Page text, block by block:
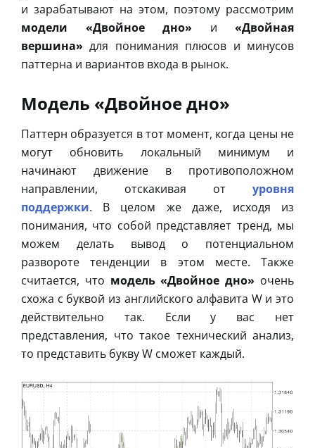
и зарабатывают на этом, поэтому рассмотрим
модели «Двойное дно» и «Двойная
вершина» для понимания плюсов и минусов
паттерна и вариантов входа в рынок.
Модель «Двойное дно»
Паттерн образуется в тот момент, когда цены не
могут обновить локальный минимум и
начинают движение в противоположном
направлении, отскакивая от уровня
поддержки. В целом же даже, исходя из
понимания, что собой представляет тренд, мы
можем делать вывод о потенциальном
развороте тенденции в этом месте. Также
считается, что модель «Двойное дно» очень
схожа с буквой из английского алфавита W и это
действительно так. Если у вас нет
представления, что такое технический анализ,
то представить букву W сможет каждый.